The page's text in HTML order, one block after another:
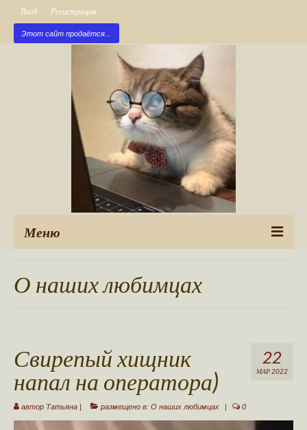
Вход Регистрация
Этот сайт продаётся...
Меню
Новые публикации
Авторы сайта
Стать автором
Обратная связь
О наших любимцах
22
МАР 2022
Свирепый хищник
напал на оператора)
автор Татьяна | размещено в: О наших любимцах | 0